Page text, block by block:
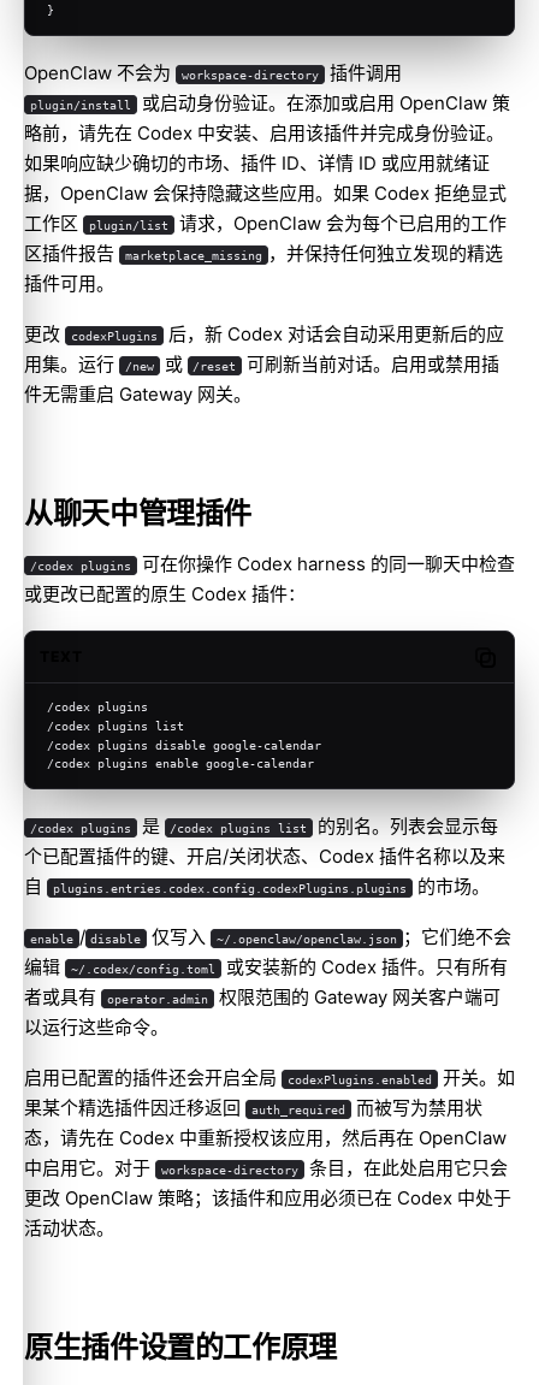
}
OpenClaw 不会为 workspace-directory 插件调用
plugin/install 或启动身份验证。在添加或启用 OpenClaw 策
略前，请先在 Codex 中安装、启用该插件并完成身份验证。
如果响应缺少确切的市场、插件 ID、详情 ID 或应用就绪证
据，OpenClaw 会保持隐藏这些应用。如果 Codex 拒绝显式
工作区
plugin/list 请求，OpenClaw 会为每个已启用的工作
区插件报告
marketplace_missing ，并保持任何独立发现的精选
插件可用。
更改 codexPlugins 后，新 Codex 对话会自动采用更新后的应
用集。运行
/new 或 /reset
可刷新当前对话。启用或禁用插
件无需重启 Gateway 网关。
从聊天中管理插件
/codex plugins 可在你操作 Codex harness 的同一聊天中检查
或更改已配置的原生 Codex 插件：
/codex plugins
/codex plugins list
/codex plugins disable google-calendar
/codex plugins enable google-calendar
/codex plugins 是 /codex plugins list
的别名。列表会显示每
个已配置插件的键、开启/关闭状态、Codex 插件名称以及来
自
plugins.entries.codex.config.codexPlugins.plugins 的市场。
enable / disable 仅写入 ~/.openclaw/openclaw.json ；它们绝不会
编辑
~/.codex/config.toml 或安装新的 Codex 插件。只有所有
者或具有
operator.admin 权限范围的 Gateway 网关客户端可
以运行这些命令。
启用已配置的插件还会开启全局 codexPlugins.enabled 开关。如
果某个精选插件因迁移返回
auth_required 而被写为禁用状
态，请先在 Codex 中重新授权该应用，然后再在 OpenClaw
中启用它。对于
workspace-directory 条目，在此处启用它只会
更改 OpenClaw 策略；该插件和应用必须已在 Codex 中处于
活动状态。
原生插件设置的工作原理